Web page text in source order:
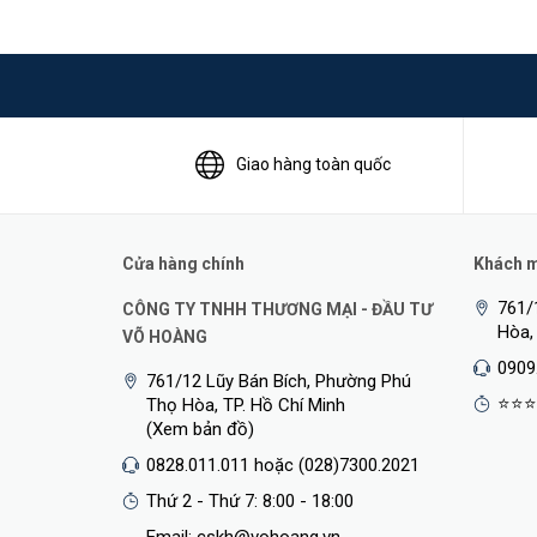
snooping, BPDU protection/root protection/
Thiết kế: vỏ sắt, 1 quạt tản nhiệt, hỗ trợ lắp đặt
Nhiệt độ hoạt động: -5°C to 45°C
Giao hàng toàn quốc
Cửa hàng chính
CÔNG TY TNHH THƯƠNG MẠI - ĐẦU TƯ
VÕ HOÀNG
761/12 Lũy Bán Bích, Phường Phú
Thọ Hòa, TP. Hồ Chí Minh
(Xem bản đồ)
0828.011.011 hoặc (028)7300.2021
Thứ 2 - Thứ 7: 8:00 - 18:00
Khách
761/
Hòa,